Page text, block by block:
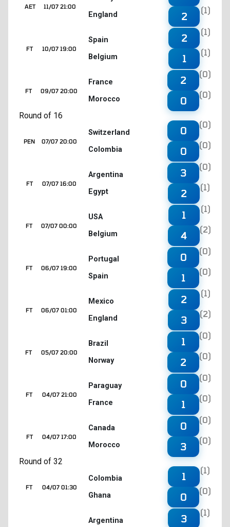
11/07 21:00
AET
England
2
(1)
10/07 19:00
FT
Spain
Belgium
2
(1)
1
(1)
09/07 20:00
FT
France
Morocco
2
(0)
0
(0)
Round of 16
07/07 20:00
PEN
Switzerland
Colombia
0
(0)
0
(0)
07/07 16:00
FT
Argentina
Egypt
3
(0)
2
(1)
07/07 00:00
FT
USA
Belgium
1
(1)
4
(2)
06/07 19:00
FT
Portugal
Spain
0
(0)
1
(0)
06/07 01:00
FT
Mexico
England
2
(1)
3
(2)
05/07 20:00
FT
Brazil
Norway
1
(0)
2
(0)
04/07 21:00
FT
Paraguay
France
0
(0)
1
(0)
04/07 17:00
FT
Canada
Morocco
0
(0)
3
(0)
Round of 32
04/07 01:30
FT
Colombia
Ghana
1
(1)
0
(0)
Argentina
3
(1)